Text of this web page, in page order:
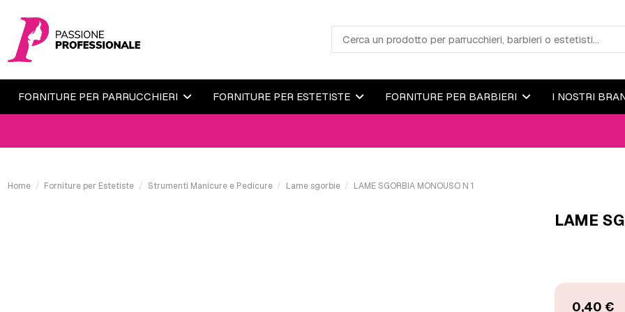
FORNITURE PER PARRUCCHIERI FORNITURE PER ESTETISTE FORNITURE PER BARBIERI I NOSTRI
Home Forniture per Estetiste Strumenti Manicure e Pedicure Lame sgorbie LAME SGORBIA MONOUSO N 1
LAME
0,40 €